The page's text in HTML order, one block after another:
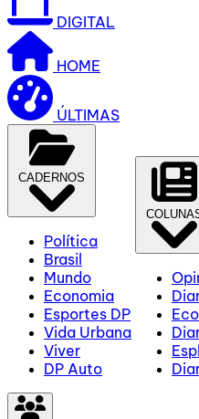
DIGITAL
HOME
ÚLTIMAS
CADERNOS
Política
Brasil
Mundo
Economia
Esportes DP
Vida Urbana
Viver
DP Auto